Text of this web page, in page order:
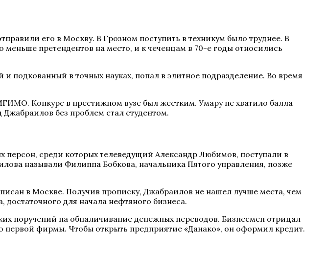
его в Москву. В Грозном поступить в техникум было труднее. В
претендентов на место, и к чеченцам в 70-е годы относились
подкованный в точных науках, попал в элитное подразделение. Во время
Конкурс в престижном вузе был жестким. Умару не хватило балла
без проблем стал студентом.
среди которых телеведущий Александр Любимов, поступали в
называли Филиппа Бобкова, начальника Пятого управления, позже
в Москве. Получив прописку, Джабраилов не нашел лучше места, чем
для начала нефтяного бизнеса.
поручений на обналичивание денежных переводов. Бизнесмен отрицал
первой фирмы. Чтобы открыть предприятие «Данако», он оформил кредит.